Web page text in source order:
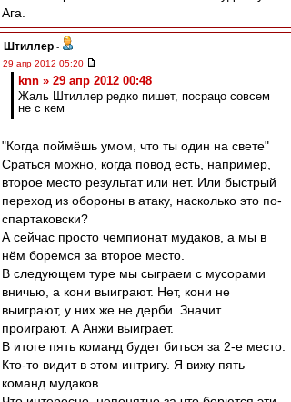
Ага.
Штиллер -
29 апр 2012 05:20
knn » 29 апр 2012 00:48
Жаль Штиллер редко пишет, посрацо совсем
не с кем
"Когда поймёшь умом, что ты один на свете"
Сраться можно, когда повод есть, например,
второе место результат или нет. Или быстрый
переход из обороны в атаку, насколько это по-
спартаковски?
А сейчас просто чемпионат мудаков, а мы в
нём боремся за второе место.
В следующем туре мы сыграем с мусорами
вничью, а кони выиграют. Нет, кони не
выиграют, у них же не дерби. Значит
проиграют. А Анжи выиграет.
В итоге пять команд будет биться за 2-е место.
Кто-то видит в этом интригу. Я вижу пять
команд мудаков.